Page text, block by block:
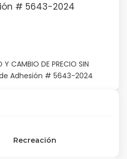
# 5643-2024
Y CAMBIO DE PRECIO SIN
de Adhesión # 5643-2024
Recreación